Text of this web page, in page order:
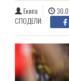
Екипа
СПОДЕЛИ: